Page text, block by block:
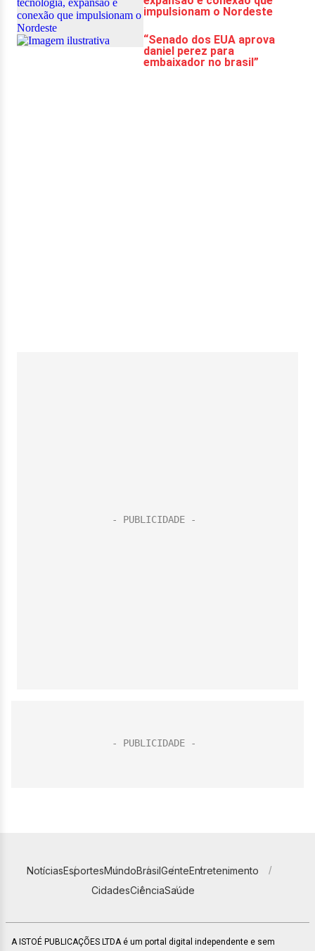
NotíciasEsportesMundoBrasilGenteEntretenimento
CidadesCiênciaSaúde
A ISTOÉ PUBLICAÇÕES LTDA é um portal digital independente e sem